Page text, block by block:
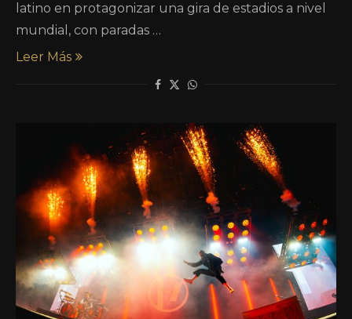
latino en protagonizar una gira de estadios a nivel
mundial, con paradas …
Leer Más